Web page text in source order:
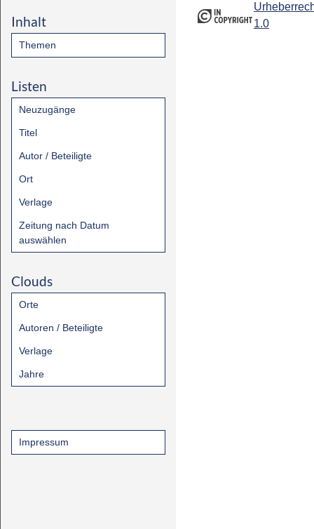
Inhalt
Themen
Listen
Neuzugänge
Titel
Autor / Beteiligte
Ort
Verlage
Zeitung nach Datum
auswählen
Clouds
Orte
Autoren / Beteiligte
Verlage
Jahre
Impressum
1.0